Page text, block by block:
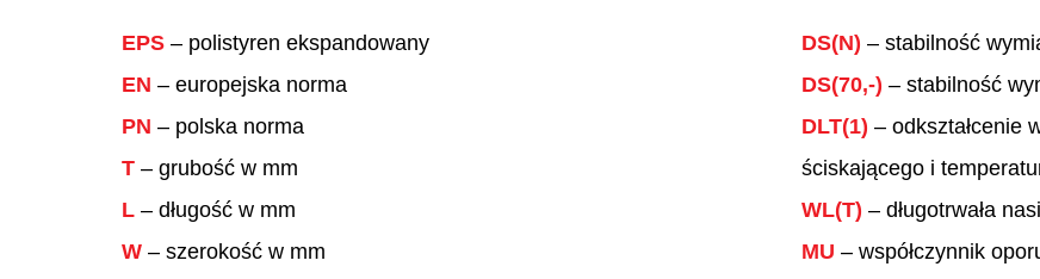
EPS – polistyren ekspandowany
EN – europejska norma
PN – polska norma
T – grubość w mm
L – długość w mm
W – szerokość w mm
DS(N) – stabilność
DS(70,-) – stabilność
DLT(1) – odkształcenie
ściskającego i
WL(T) – długotrwała
MU – współczynnik